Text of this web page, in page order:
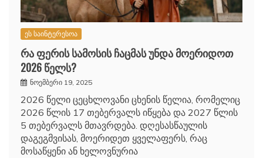
ეს საინტერესოა
რა ფერის სამოსის ჩაცმას უნდა მოერიდოთ
2026 წელს?
ნოემბერი 19, 2025
2026 წელი ცეცხლოვანი ცხენის წელია, რომელიც
2026 წლის 17 თებერვალს იწყება და 2027 წლის
5 თებერვალს მთავრდება. დღესასწაულის
დაგეგმვისას, მოერიდეთ ყველაფერს, რაც
მოსაწყენი ან ხელოვნურია